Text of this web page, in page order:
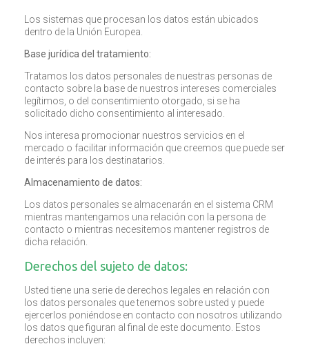
Los sistemas que procesan los datos están ubicados
dentro de la Unión Europea.
Base jurídica del tratamiento:
Tratamos los datos personales de nuestras personas de
contacto sobre la base de nuestros intereses comerciales
legítimos, o del consentimiento otorgado, si se ha
solicitado dicho consentimiento al interesado.
Nos interesa promocionar nuestros servicios en el
mercado o facilitar información que creemos que puede ser
de interés para los destinatarios.
Almacenamiento de datos:
Los datos personales se almacenarán en el sistema CRM
mientras mantengamos una relación con la persona de
contacto o mientras necesitemos mantener registros de
dicha relación.
Derechos del sujeto de datos:
Usted tiene una serie de derechos legales en relación con
los datos personales que tenemos sobre usted y puede
ejercerlos poniéndose en contacto con nosotros utilizando
los datos que figuran al final de este documento. Estos
derechos incluyen: